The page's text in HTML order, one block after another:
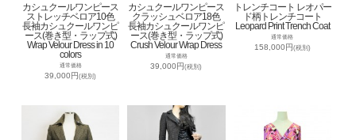
カシュクールワンピース
ストレッチベロア10色
長袖カシュクールワンピ
ース(巻き型・ラップ式)
Wrap Velour Dress in 10
colors
通常価格
39,000円(税別)
カシュクールワンピース
クラッシュベロア18色
長袖カシュクールワンピ
ース(巻き型・ラップ式)
Crush Velour Wrap Dress
通常価格
39,000円(税別)
トレンチコート レオパー
ド柄トレンチコート
Leopard Print Trench Coat
通常価格
158,000円(税別)